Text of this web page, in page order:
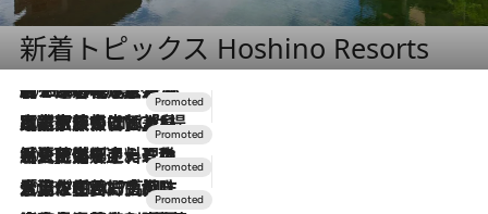
新着トピックス Hoshino Resorts
2026.8.7
【トンボの足水浴】ヒノキの香りに包まれて涼感マックス！約13℃の湧水かけ流しを避暑地「星野温泉 トンボの湯」で体験
2026.7.31
【ホテル帰省】という選択肢をOMOが提案。家族とほどよい距離を保つには「昼は実家、夜は気兼ねなくホテルで！」
2026.7.24
【夏限定ディナーコース】旬を迎える稚鮎や花ズッキーニなどをイタリア・トスカーナの郷土料理の手法で満喫！
2026.7.17
「土佐和ハーブかき氷」がOMO7高知に登場！生姜、山椒、大葉など目にも舌にも涼を呼ぶ郷土の味